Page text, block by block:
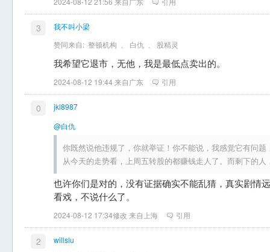
3
我不叫小梁
赞同来自: 整顿机构 白仇 股精灵
我希望它退市，无他，我是最低点卖出的。
2024-08-12 19:44 来自广东 引用
0
jkl8987
@白仇
你既然说他违规了，你就举证！你不能说，我感觉它有问
从今天的走势看，上周五转股的都赚钱走人了。而剩下的人
也许你们是对的，没有证据确实不能乱猜，真实剧情
看戏，不说什么了。
2024-08-12 17:34修改 来自上海 引用
2
willslu